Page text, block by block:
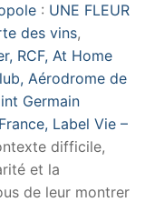
: UNE FLEUR
des vins,
, RCF, At Home
, Aérodrome de
Germain
, Label Vie –
difficile,
et la
de leur montrer